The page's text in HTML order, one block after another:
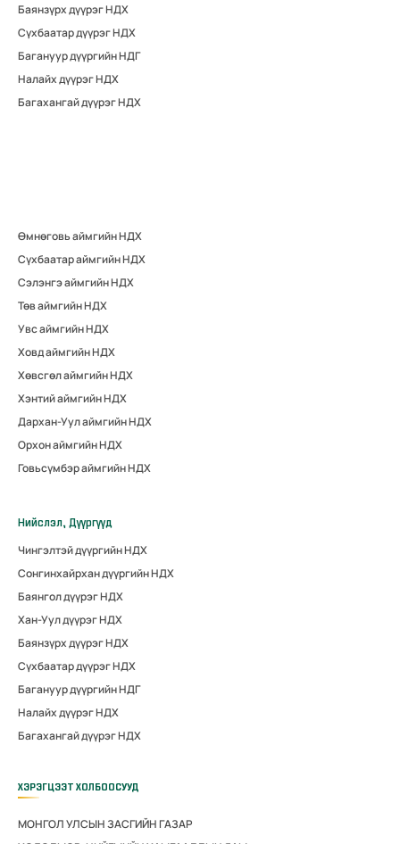
Баянзүрх дүүрэг НДХ
Сүхбаатар дүүрэг НДХ
Багануур дүүргийн НДГ
Налайх дүүрэг НДХ
Багахангай дүүрэг НДХ
Өмнөговь аймгийн НДХ
Сүхбаатар аймгийн НДХ
Сэлэнгэ аймгийн НДХ
Төв аймгийн НДХ
Увс аймгийн НДХ
Ховд аймгийн НДХ
Хөвсгөл аймгийн НДХ
Хэнтий аймгийн НДХ
Дархан-Уул аймгийн НДХ
Орхон аймгийн НДХ
Говьсүмбэр аймгийн НДХ
Нийслэл, Дүүргүүд
Чингэлтэй дүүргийн НДХ
Сонгинхайрхан дүүргийн НДХ
Баянгол дүүрэг НДХ
Хан-Уул дүүрэг НДХ
Баянзүрх дүүрэг НДХ
Сүхбаатар дүүрэг НДХ
Багануур дүүргийн НДГ
Налайх дүүрэг НДХ
Багахангай дүүрэг НДХ
ХЭРЭГЦЭЭТ ХОЛБООСУУД
МОНГОЛ УЛСЫН ЗАСГИЙН ГАЗАР